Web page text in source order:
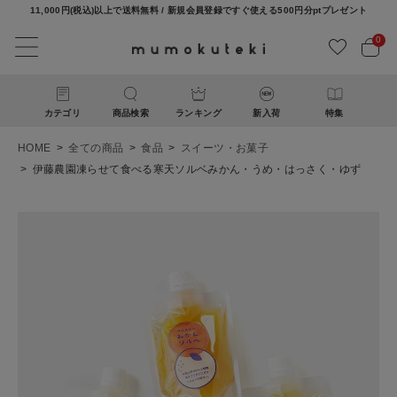
11,000円(税込)以上で送料無料 / 新規会員登録ですぐ使える500円分ptプレゼント
0
カテゴリ 商品検索 ランキング 新入荷 特集
新規会員登録
HOME 全ての商品 食品
スイーツ・お菓子
伊藤農園凍らせて食べる寒天ソルベみかん・うめ・はっさく・ゆず